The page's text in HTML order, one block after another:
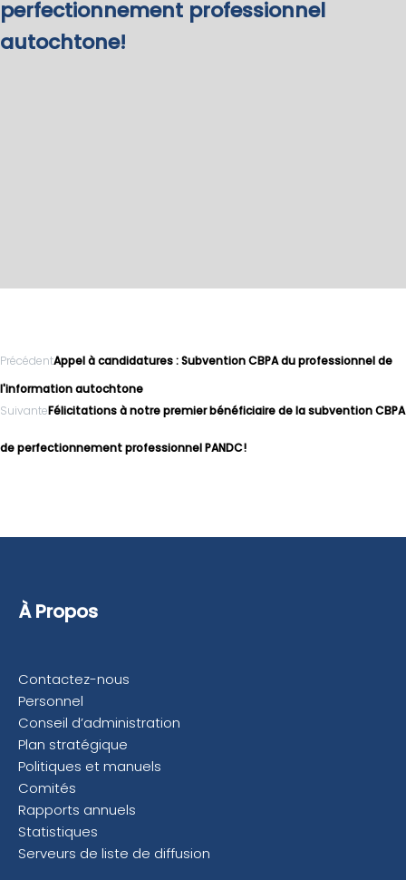
perfectionnement professionnel
autochtone!
PrécédentAppel à candidatures : Subvention CBPA du professionnel de
l'information autochtone
SuivanteFélicitations à notre premier bénéficiaire de la subvention CBPA
de perfectionnement professionnel PANDC!
À Propos
Contactez-nous
Personnel
Conseil d’administration
Plan stratégique
Politiques et manuels
Comités
Rapports annuels
Statistiques
Serveurs de liste de diffusion